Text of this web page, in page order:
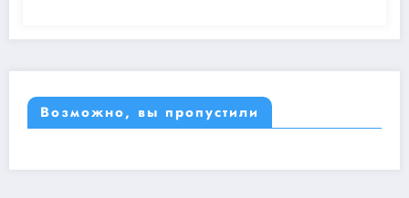
Возможно, вы пропустили